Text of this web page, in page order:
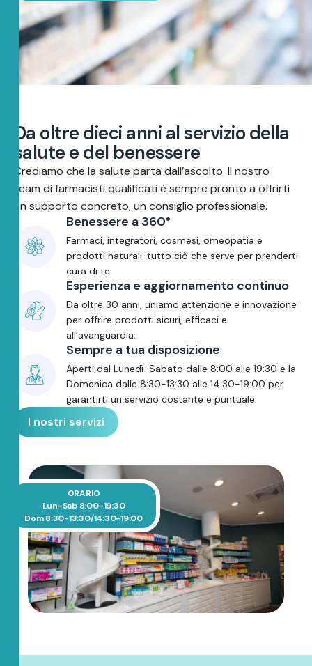
Da oltre dieci anni alservizio della
salute e del benessere
Crediamo che la salute parta dall’ascolto. Il nostro
team di farmacisti qualificati è sempre pronto a offrirti
un supporto concreto, un consiglio professionale.
Benessere a 360°
Farmaci, integratori, cosmesi, omeopatia e
prodotti naturali: tutto ciò che serve per prenderti
cura di te.
Esperienza e aggiornamento continuo
Da oltre 30 anni, uniamo attenzione e innovazione
per offrire prodotti sicuri, efficaci e
all’avanguardia.
Sempre a tua disposizione
Aperti dal Lunedì-Sabato dalle 8:00 alle 19:30 e la
Domenica dalle 8:30-13:30 alle 14:30-19:00 per
garantirti un servizio costante e puntuale.
I nostri servizi
ORARIO
Lun-Sab 8:00-19:30
Dom 8:30-13:30/14:30-19:00